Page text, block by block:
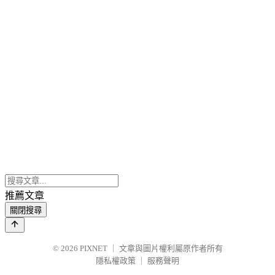
推薦文章
關閉搜尋
© 2026 PIXNET
文章與圖片權利屬原作者所有
隱私權政策
服務聲明